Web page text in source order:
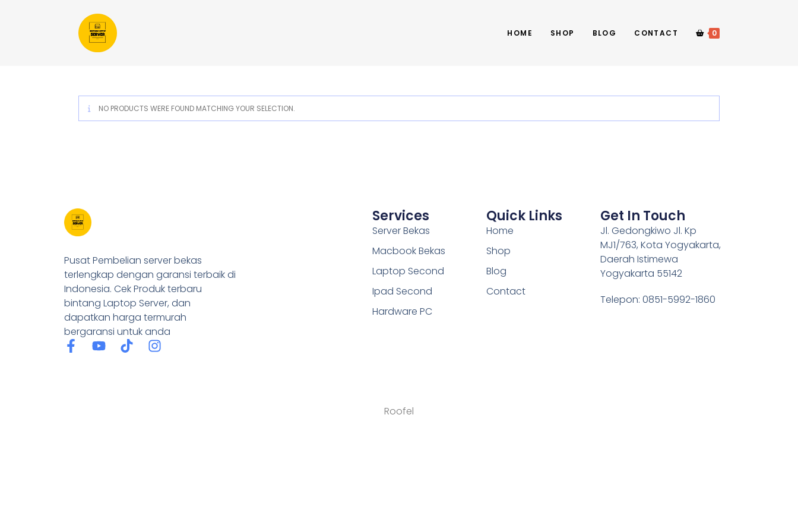
HOME SHOP BLOG CONTACT 0
NO PRODUCTS WERE FOUND MATCHING YOUR SELECTION.
Pusat Pembelian server bekas
terlengkap dengan garansi terbaik di
Indonesia. Cek Produk terbaru
bintang Laptop Server, dan
dapatkan harga termurah
bergaransi untuk anda
Services
Server Bekas
Macbook Bekas
Laptop Second
Ipad Second
Hardware PC
Quick Links
Home
Shop
Blog
Contact
Get In Touch
Jl. Gedongkiwo Jl. Kp
MJ1/763, Kota Yogyakarta,
Daerah Istimewa
Yogyakarta 55142
Telepon: 0851-5992-1860
Roofel